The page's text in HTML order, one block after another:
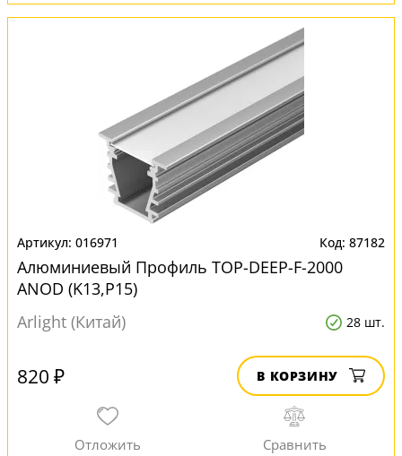
016971 87182
Алюминиевый Профиль TOP-DEEP-F-2000
ANOD (K13,P15)
Arlight (Китай)
28 шт.
820 ₽ В КОРЗИНУ